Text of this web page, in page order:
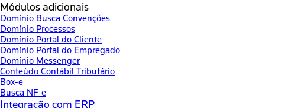
Módulos adicionais
Domínio Busca Convenções
Domínio Processos
Domínio Portal do Cliente
Domínio Portal do Empregado
Domínio Messenger
Conteúdo Contábil Tributário
Box-e
Busca NF-e
Integração com ERP